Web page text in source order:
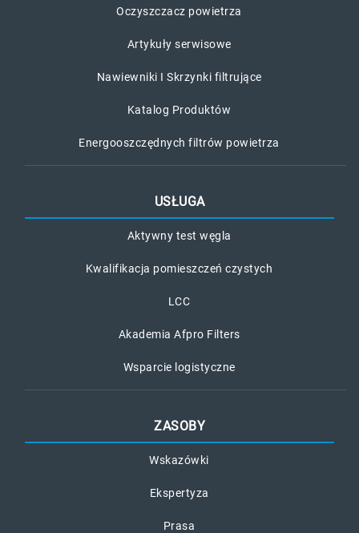
Oczyszczacz powietrza
Artykuły serwisowe
Nawiewniki I Skrzynki filtrujące
Katalog Produktów
Energooszczędnych filtrów powietrza
USŁUGA
Aktywny test węgla
Kwalifikacja pomieszczeń czystych
LCC
Akademia Afpro Filters
Wsparcie logistyczne
ZASOBY
Wskazówki
Ekspertyza
Prasa